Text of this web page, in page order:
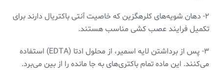
۲- دهان شویه‌های کلرهگزین که خاصیت آنتی باکتریال دارند برای
تکمیل فرایند عصب کشی مناسب هستند.
۳- پس از برداشتن لایه اسمیر، از محلول ادتا (EDTA) استفاده
می‌کنند. این ماده تمام باکتری‌های به جا مانده را از بین می‌برد.